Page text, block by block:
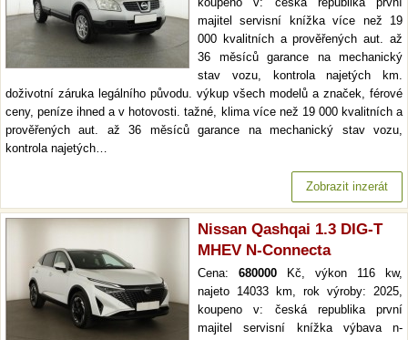
majitel servisní knížka více než 19
000 kvalitních a prověřených aut. až
36 měsíců garance na mechanický
stav vozu, kontrola najetých km.
doživotní záruka legálního původu. výkup všech modelů a značek, férové
ceny, peníze ihned a v hotovosti. tažné, klima více než 19 000 kvalitních a
prověřených aut. až 36 měsíců garance na mechanický stav vozu,
kontrola najetých…
Zobrazit inzerát
Nissan Qashqai 1.3 DIG-T
MHEV N-Connecta
Cena: 680000 Kč, výkon 116 kw,
najeto 14033 km, rok výroby: 2025,
koupeno v: česká republika první
majitel servisní knížka výbava n-